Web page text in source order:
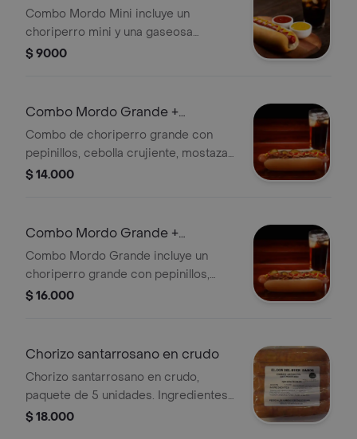
Grande
Combo Mordo Mini incluye un
choriperro mini y una gaseosa
grande.
$ 9000
Combo Mordo Grande +
Gaseosa Mini
Combo de choriperro grande con
pepinillos, cebolla crujiente, mostaza
y salsa de tomate, acompañado de
$ 14.000
Combo Mordo Grande +
Gaseosa Grande
Combo Mordo Grande incluye un
choriperro grande con pepinillos,
cebolla y salsas, acompañado de una
$ 16.000
Chorizo santarrosano en crudo
Chorizo santarrosano en crudo,
paquete de 5 unidades. Ingredientes:
carne de cerdo, grasa de cerdo,
$ 18.000